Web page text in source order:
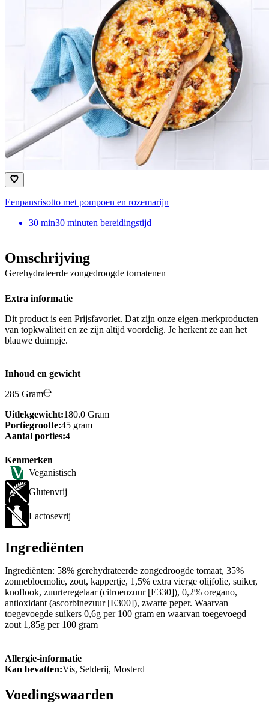
Eenpansrisotto met pompoen en rozemarijn
30 min30 minuten bereidingstijd
Omschrijving
Gerehydrateerde zongedroogde tomatenen
Extra informatie
Dit product is een Prijsfavoriet. Dat zijn onze eigen-merkproducten
van topkwaliteit en ze zijn altijd voordelig. Je herkent ze aan het
blauwe duimpje.
Inhoud en gewicht
285 Gram
Uitlekgewicht:180.0 Gram
Portiegrootte:45 gram
Aantal porties:4
Kenmerken
Veganistisch
Glutenvrij
Lactosevrij
Ingrediënten
Ingrediënten: 58% gerehydrateerde zongedroogde tomaat, 35%
zonnebloemolie, zout, kappertje, 1,5% extra vierge olijfolie, suiker,
knoflook, zuurteregelaar (citroenzuur [E330]), 0,2% oregano,
antioxidant (ascorbinezuur [E300]), zwarte peper. Waarvan
toegevoegde suikers 0,6g per 100 gram en waarvan toegevoegd
zout 1,85g per 100 gram
Allergie-informatie
Kan bevatten:Vis, Selderij, Mosterd
Voedingswaarden